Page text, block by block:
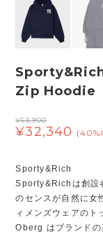
Zip Hoodie
¥53,900
¥32,340
Sporty&Rich
Sporty&Richは創設
のセンスが自然に女
ィメンズウェアのト
Oberg はブランド